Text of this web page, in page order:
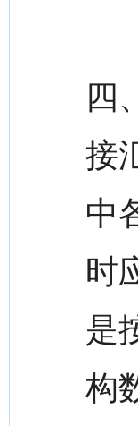
四
接
中
时
是
构